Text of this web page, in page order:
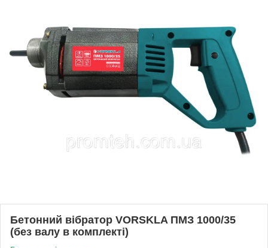
Бетонний вібратор VORSKLA ПМЗ 1000/35
(без валу в комплекті)